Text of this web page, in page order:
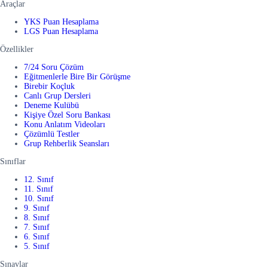
Araçlar
YKS Puan Hesaplama
LGS Puan Hesaplama
Özellikler
7/24 Soru Çözüm
Eğitmenlerle Bire Bir Görüşme
Birebir Koçluk
Canlı Grup Dersleri
Deneme Kulübü
Kişiye Özel Soru Bankası
Konu Anlatım Videoları
Çözümlü Testler
Grup Rehberlik Seansları
Sınıflar
12. Sınıf
11. Sınıf
10. Sınıf
9. Sınıf
8. Sınıf
7. Sınıf
6. Sınıf
5. Sınıf
Sınavlar